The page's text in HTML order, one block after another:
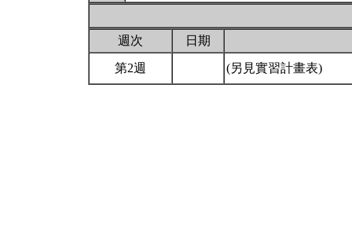
週次 日期
第2週 (另見實習計畫表)